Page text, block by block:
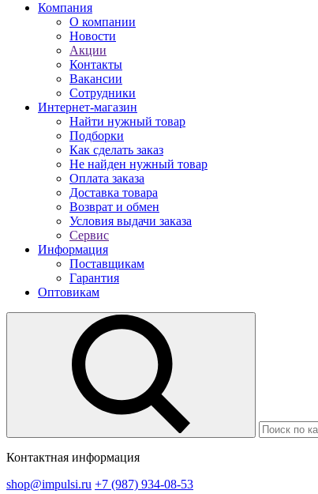
Компания
О компании
Новости
Акции
Контакты
Вакансии
Сотрудники
Интернет-магазин
Найти нужный товар
Подборки
Как сделать заказ
Не найден нужный товар
Оплата заказа
Доставка товара
Возврат и обмен
Условия выдачи заказа
Сервис
Информация
Поставщикам
Гарантия
Оптовикам
Контактная информация
shop@impulsi.ru +7 (987) 934-08-53